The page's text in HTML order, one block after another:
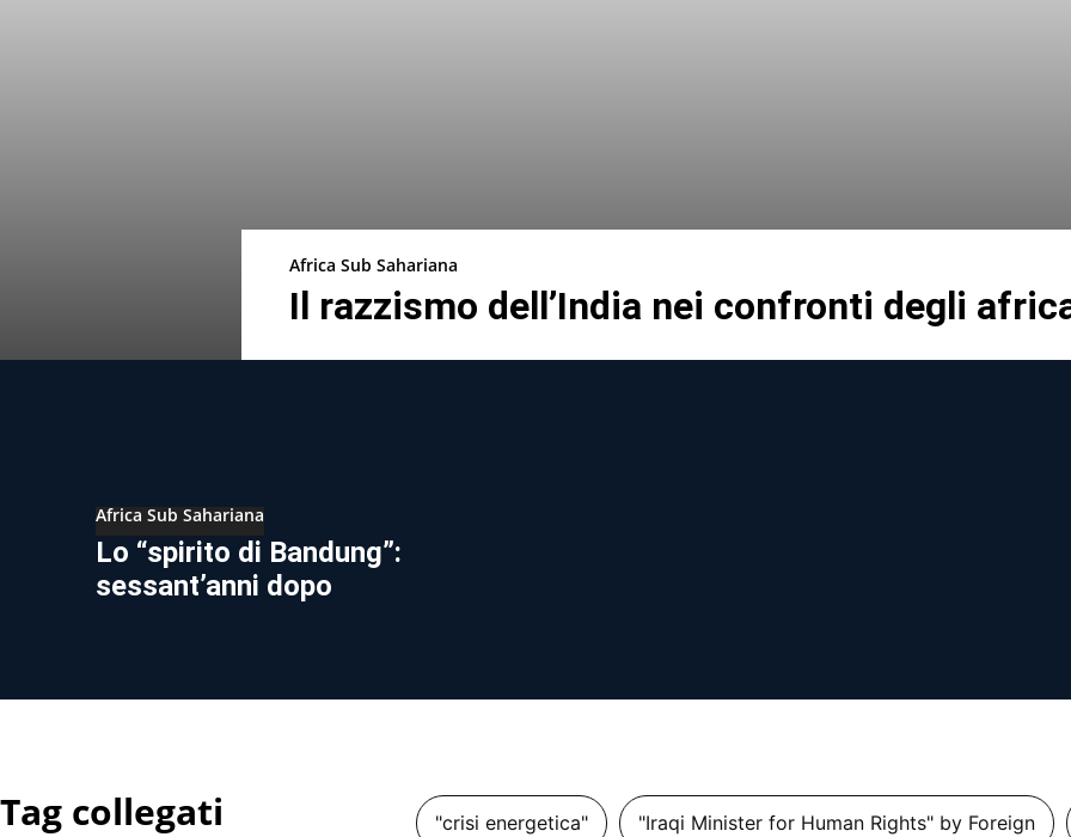
Africa Sub Sahariana
Il razzismo dell’India nei confronti degli
Africa Sub Sahariana
Lo “spirito di Bandung”:
sessant’anni dopo
Tag collegati "crisi energetica" "Iraqi Minister for Human Rights" by Foreign